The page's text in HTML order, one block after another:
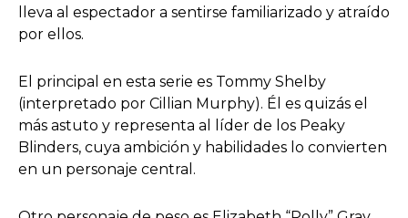
lleva al espectador a sentirse familiarizado y atraído
por ellos.
El principal en esta serie es Tommy Shelby
(interpretado por Cillian Murphy). Él es quizás el
más astuto y representa al líder de los Peaky
Blinders, cuya ambición y habilidades lo convierten
en un personaje central.